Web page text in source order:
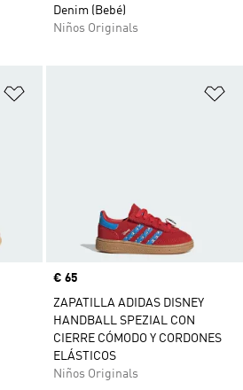
Denim (Bebé)
Niños Originals
Precio
€ 65
ZAPATILLA ADIDAS DISNEY
HANDBALL SPEZIAL CON
CIERRE CÓMODO Y CORDONES
ELÁSTICOS
Niños Originals